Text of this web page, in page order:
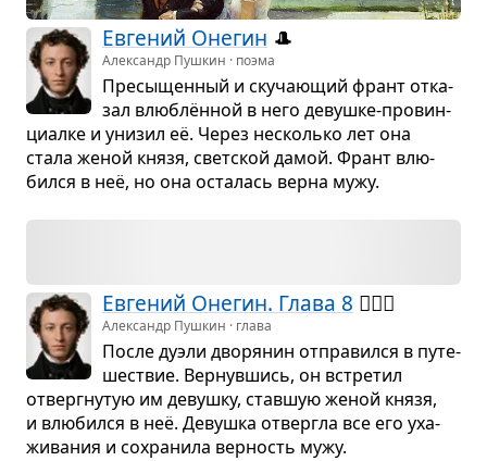
Евге­ний Оне­гин 🎩
Александр Пушкин · поэма
Пре­сы­щен­ный и ску­ча­ю­щий франт отка­
зал влю­блён­ной в него девушке-про­вин­
ци­алке и уни­зил её. Через несколько лет она
стала женой князя, свет­ской дамой. Франт влю­
бился в неё, но она оста­лась верна мужу.
Евге­ний Оне­гин. Глава 8 🙅🏻‍♀️
Александр Пушкин · глава
После дуэли дво­ря­нин отпра­вился в путе­
ше­ствие. Вер­нув­шись, он встре­тил
отверг­ну­тую им девушку, став­шую женой князя,
и влю­бился в неё. Девушка отвергла все его уха­
жи­ва­ния и сохра­нила вер­ность мужу.